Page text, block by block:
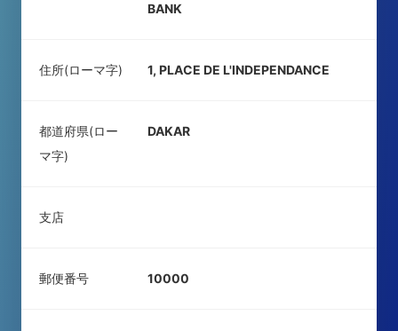
BANK
住所(ローマ字) 1, PLACE DE L'INDEPENDANCE
都道府県(ロー
マ字)
DAKAR
支店
郵便番号 10000